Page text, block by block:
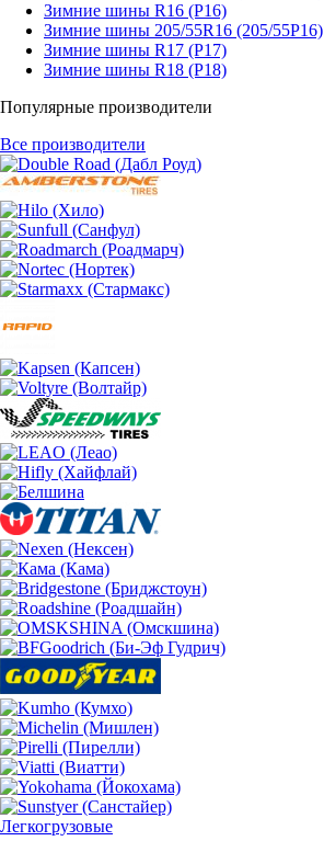
Зимние шины R16 (Р16)
Зимние шины 205/55R16 (205/55Р16)
Зимние шины R17 (Р17)
Зимние шины R18 (Р18)
Популярные производители
Все производители
Легкогрузовые